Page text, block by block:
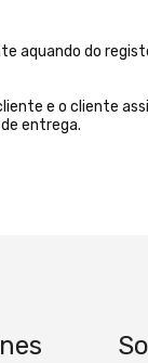
aquando do
e o cliente
entrega.